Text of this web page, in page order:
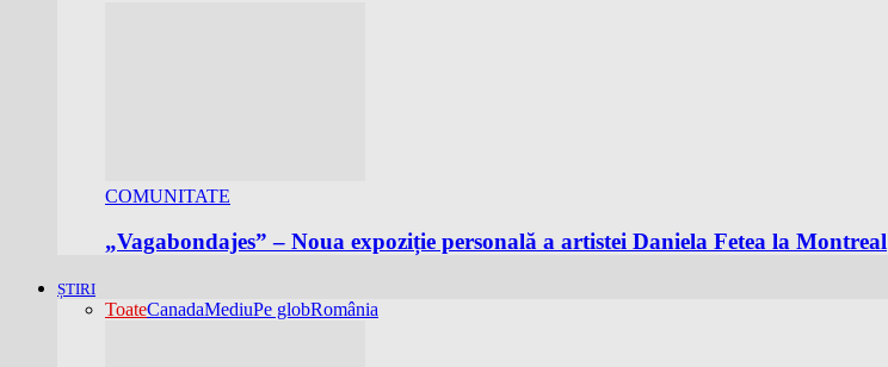
COMUNITATE
„Vagabondajes” – Noua expoziție personală a artistei Daniela Fetea la Montreal
ȘTIRI
ToateCanadaMediuPe globRomânia